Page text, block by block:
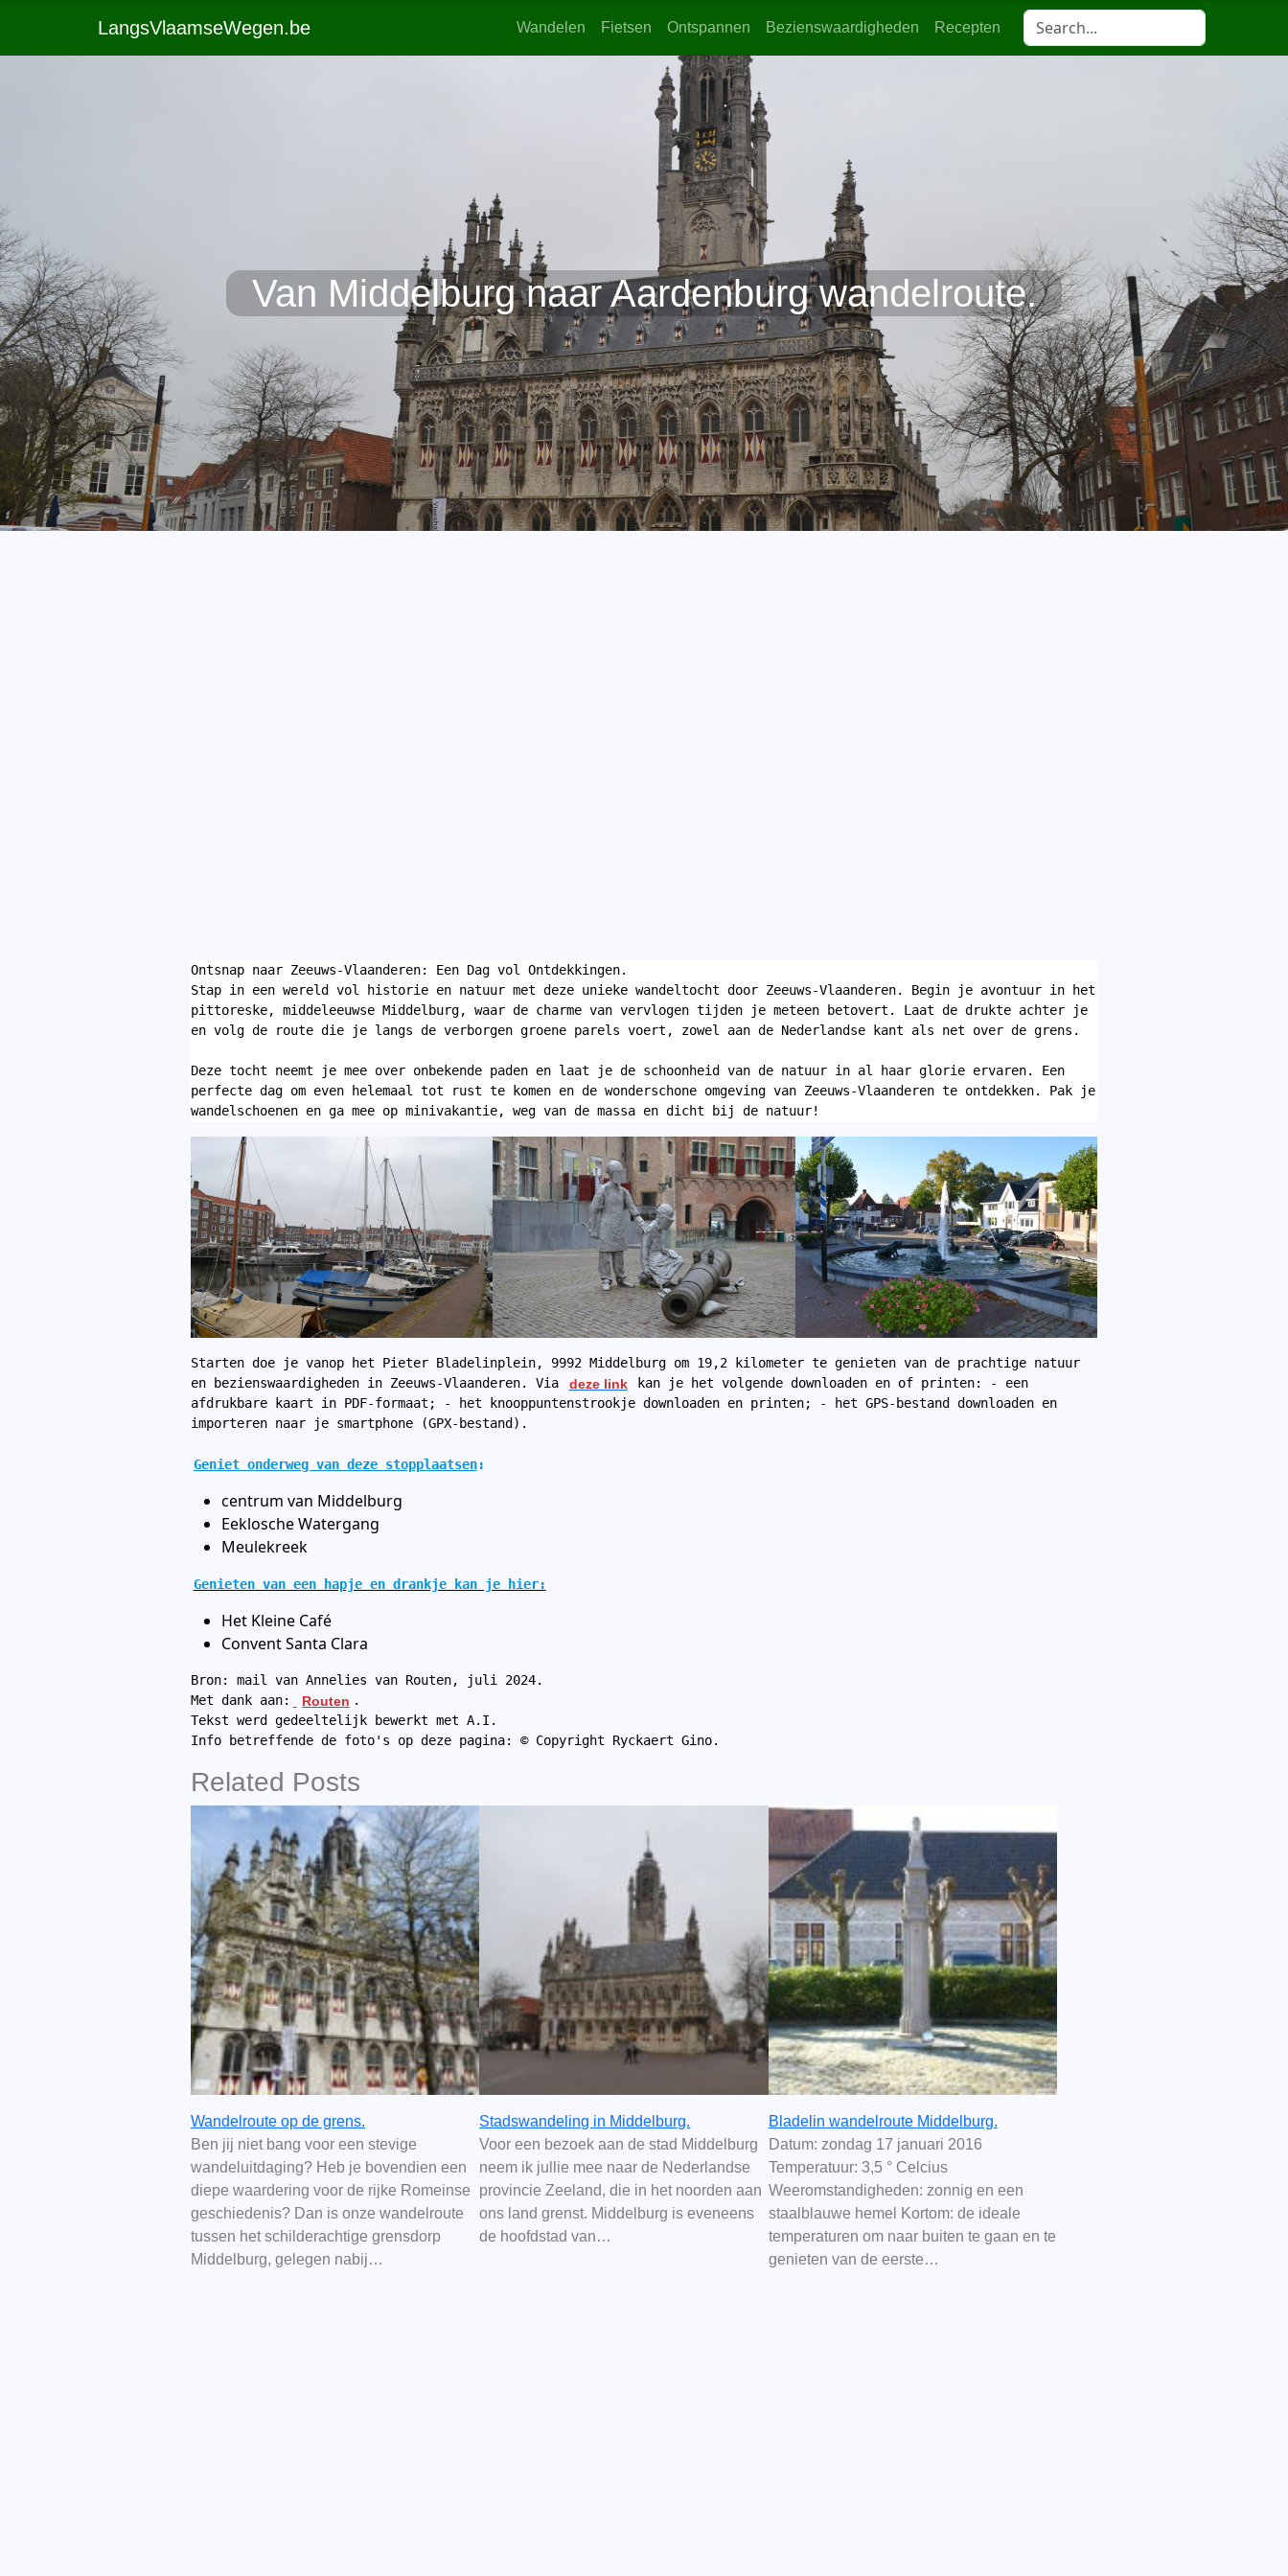
LangsVlaamseWegen.be Wandelen Fietsen Ontspannen Bezienswaardigheden Recepten
Van Middelburg naar Aardenburg wandelroute.
Ontsnap naar Zeeuws-Vlaanderen: Een Dag vol Ontdekkingen.
Stap in een wereld vol historie en natuur met deze unieke wandeltocht door Zeeuws-Vlaanderen. Begin je avontuur in het
pittoreske, middeleeuwse Middelburg, waar de charme van vervlogen tijden je meteen betovert. Laat de drukte achter je
en volg de route die je langs de verborgen groene parels voert, zowel aan de Nederlandse kant als net over de grens.
Deze tocht neemt je mee over onbekende paden en laat je de schoonheid van de natuur in al haar glorie ervaren. Een
perfecte dag om even helemaal tot rust te komen en de wonderschone omgeving van Zeeuws-Vlaanderen te ontdekken. Pak je
wandelschoenen en ga mee op minivakantie, weg van de massa en dicht bij de natuur!
Starten doe je vanop het Pieter Bladelinplein, 9992 Middelburg om 19,2 kilometer te genieten van de prachtige natuur
en bezienswaardigheden in Zeeuws-Vlaanderen. Via
deze link
kan je het volgende downloaden en of printen: - een
afdrukbare kaart in PDF-formaat; - het knooppuntenstrookje downloaden en printen; - het GPS-bestand downloaden en
importeren naar je smartphone (GPX-bestand).
Geniet onderweg van deze stopplaatsen:
centrum van Middelburg
Eeklosche Watergang
Meulekreek
Genieten van een hapje en drankje kan je hier:
Het Kleine Café
Convent Santa Clara
Bron: mail van Annelies van Routen, juli 2024.
Met dank aan:
Routen .
Tekst werd gedeeltelijk bewerkt met A.I.
Info betreffende de foto's op deze pagina: © Copyright Ryckaert Gino.
Related Posts
Wandelroute op de grens.
Ben jij niet bang voor een stevige
wandeluitdaging? Heb je bovendien een
diepe waardering voor de rijke Romeinse
geschiedenis? Dan is onze wandelroute
tussen het schilderachtige grensdorp
Middelburg, gelegen nabij…
Stadswandeling in Middelburg.
Voor een bezoek aan de stad Middelburg
neem ik jullie mee naar de Nederlandse
provincie Zeeland, die in het noorden aan
ons land grenst. Middelburg is eveneens
de hoofdstad van…
Bladelin wandelroute Middelburg.
Datum: zondag 17 januari 2016
Temperatuur: 3,5 ° Celcius
Weeromstandigheden: zonnig en een
staalblauwe hemel Kortom: de ideale
temperaturen om naar buiten te gaan en te
genieten van de eerste…